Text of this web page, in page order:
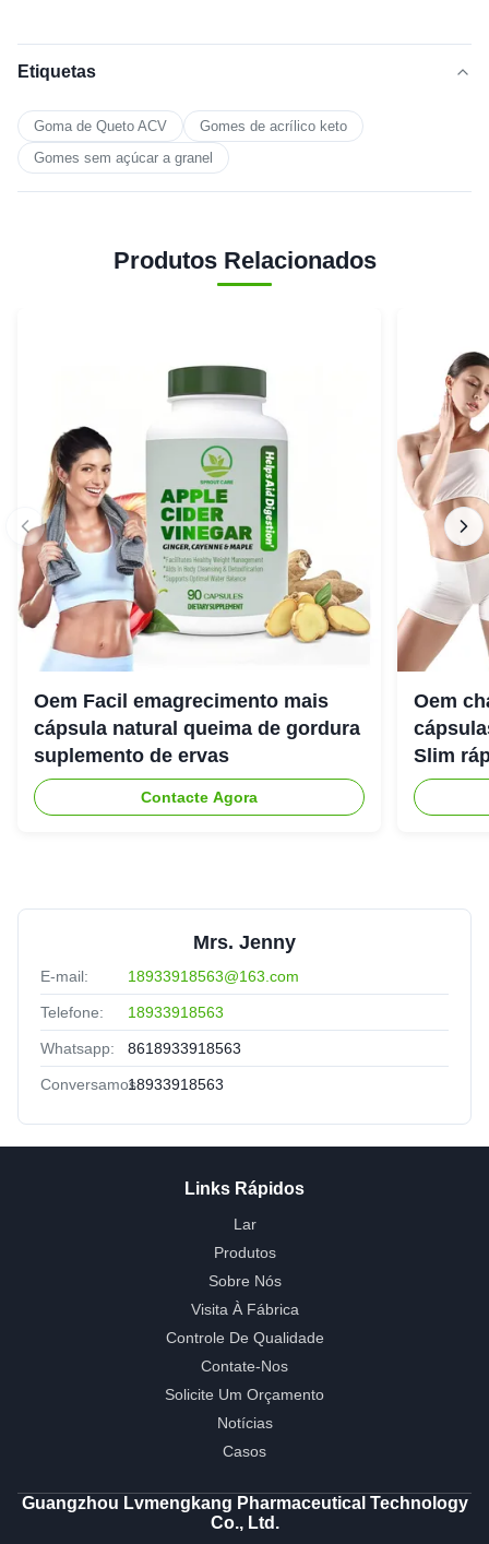
Etiquetas
Goma de Queto ACV
Gomes de acrílico keto
Gomes sem açúcar a granel
Produtos Relacionados
Oem Facil emagrecimento mais
cápsula natural queima de gordura
suplemento de ervas
Contacte Agora
Oem
Slim
Mrs. Jenny
E-mail: 18933918563@163.com
Telefone: 18933918563
Whatsapp: 8618933918563
Conversamos:18933918563
Links Rápidos
Lar
Produtos
Sobre Nós
Visita À Fábrica
Controle De Qualidade
Contate-Nos
Solicite Um Orçamento
Notícias
Casos
Guangzhou Lvmengkang Pharmaceutical Technology
Co., Ltd.